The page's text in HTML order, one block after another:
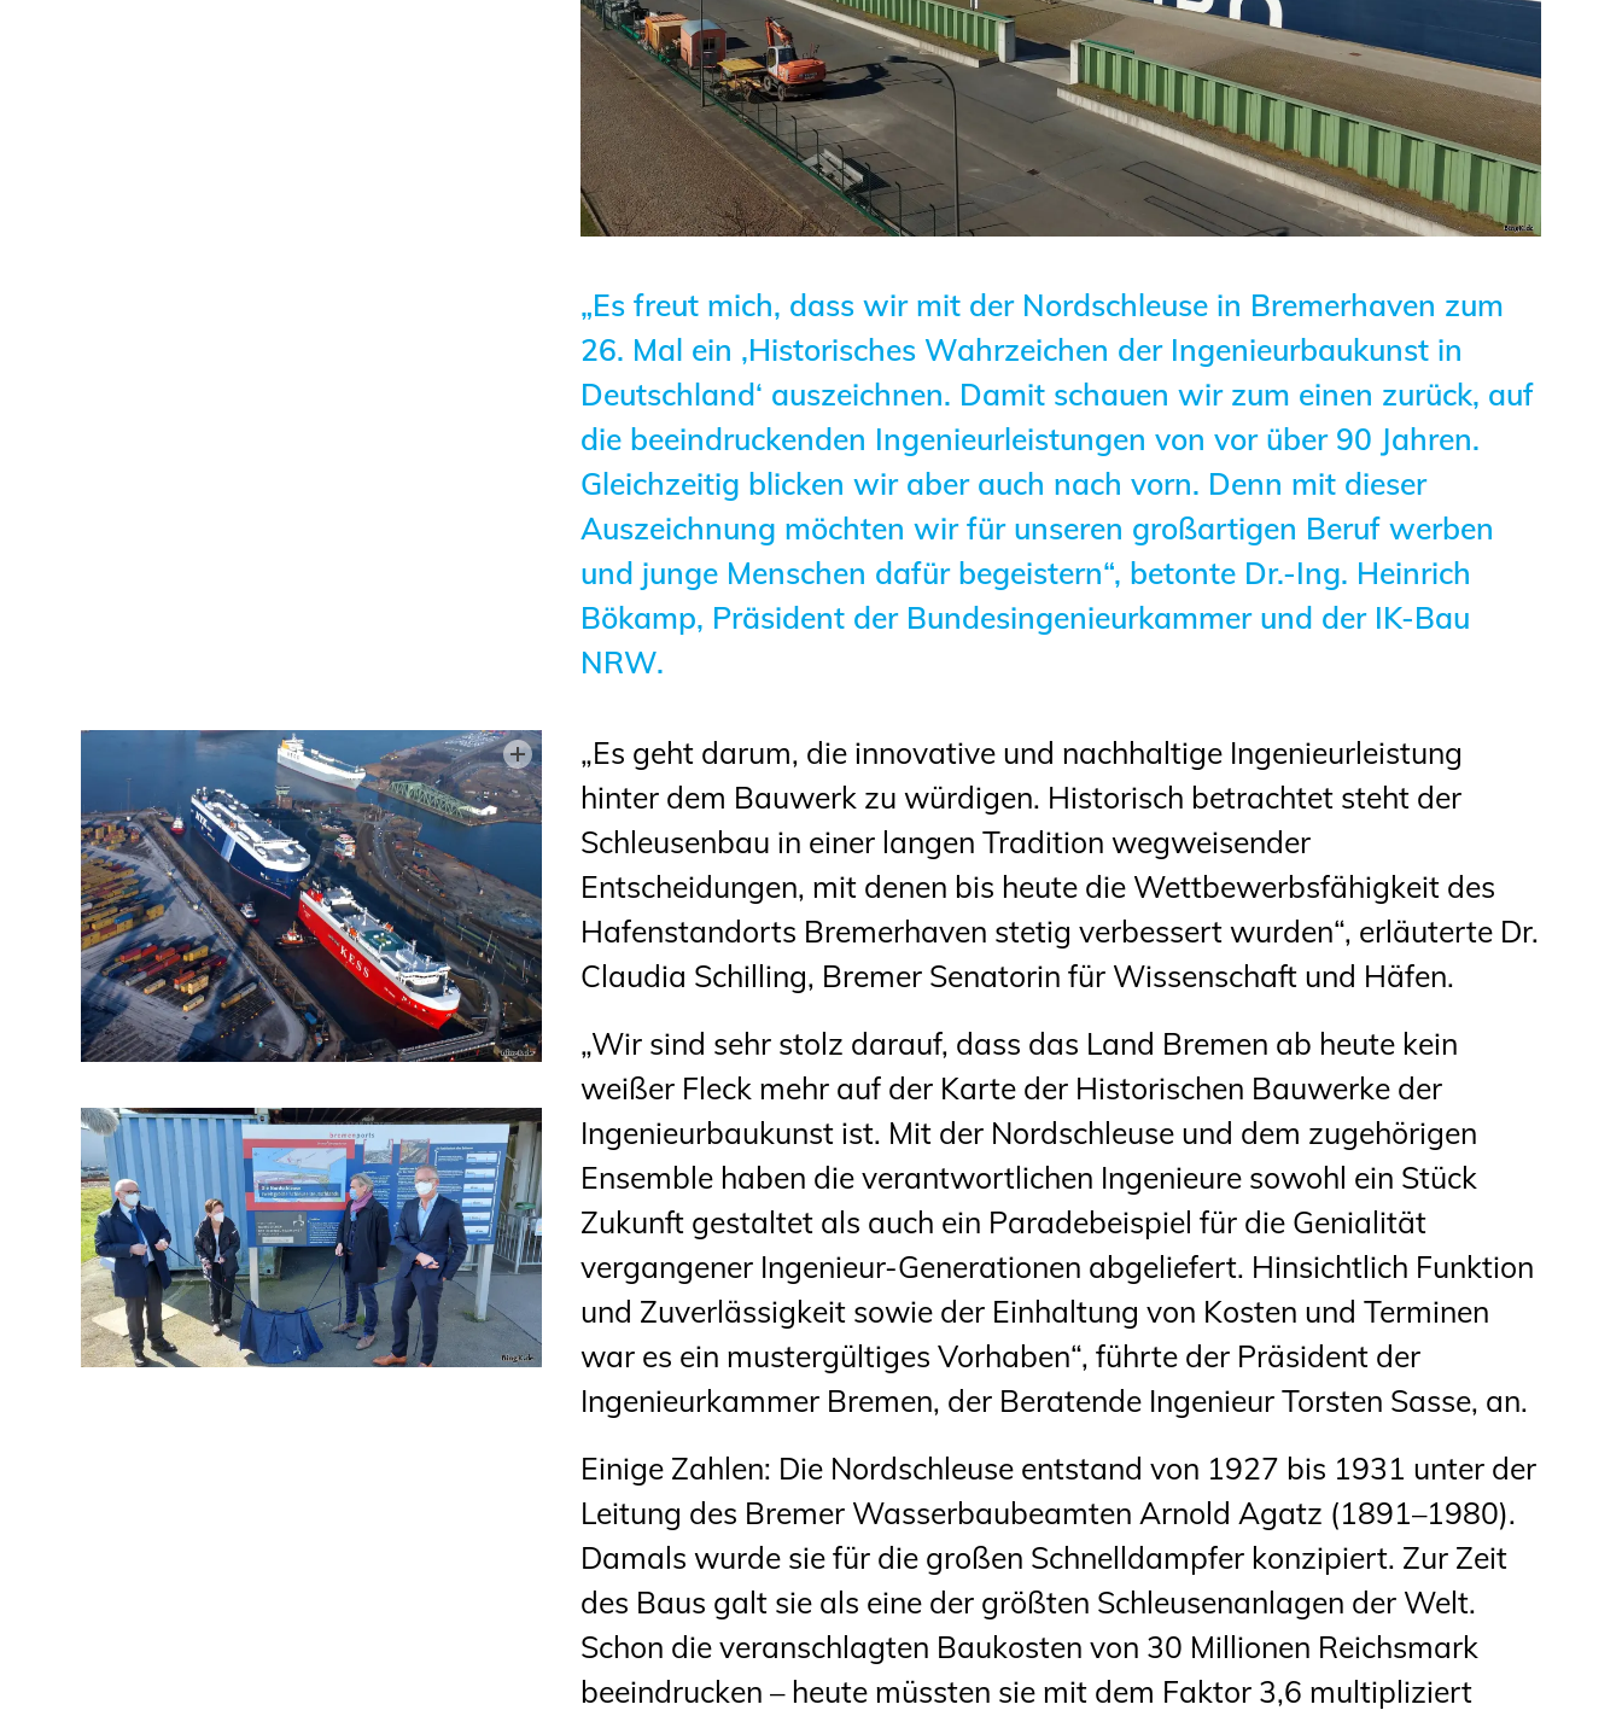
Planungswettbewerbe
Publikationen
Stellenbörse
Staatlich anerkannte
Sachverständige
vereidigte Sachverständige
Prüfsachverständige
Qualifizierte Tragwerksplaner/-
innen
Bauvorlageberechtigte
Sachkundige für Zustands- und
Funktionsprüfung privater
Abwasserleitungen
Vereinbarungen mit
Büronachfolge
Zusatzqualifikationen
Studierende
BLING.BLING.
Kammer Newsletter
Presse
Impressum
Datenschutz
Ingenieurakademie
West
„Es freut mich, dass wir mit der Nordschleuse in Bremerhaven zum
26. Mal ein ‚Historisches Wahrzeichen der Ingenieurbaukunst in
Deutschland‘ auszeichnen. Damit schauen wir zum einen zurück, auf
die beeindruckenden Ingenieurleistungen von vor über 90 Jahren.
Gleichzeitig blicken wir aber auch nach vorn. Denn mit dieser
Auszeichnung möchten wir für unseren großartigen Beruf werben
und junge Menschen dafür begeistern“, betonte Dr.-Ing. Heinrich
Bökamp, Präsident der Bundesingenieurkammer und der IK-Bau
NRW.
„Es geht darum, die innovative und nachhaltige Ingenieurleistung
hinter dem Bauwerk zu würdigen. Historisch betrachtet steht der
Schleusenbau in einer langen Tradition wegweisender
Entscheidungen, mit denen bis heute die Wettbewerbsfähigkeit des
Hafenstandorts Bremerhaven stetig verbessert wurden“, erläuterte Dr.
Claudia Schilling, Bremer Senatorin für Wissenschaft und Häfen.
„Wir sind sehr stolz darauf, dass das Land Bremen ab heute kein
weißer Fleck mehr auf der Karte der Historischen Bauwerke der
Ingenieurbaukunst ist. Mit der Nordschleuse und dem zugehörigen
Ensemble haben die verantwortlichen Ingenieure sowohl ein Stück
Zukunft gestaltet als auch ein Paradebeispiel für die Genialität
vergangener Ingenieur-Generationen abgeliefert. Hinsichtlich Funktion
und Zuverlässigkeit sowie der Einhaltung von Kosten und Terminen
war es ein mustergültiges Vorhaben“, führte der Präsident der
Ingenieurkammer Bremen, der Beratende Ingenieur Torsten Sasse, an.
Einige Zahlen: Die Nordschleuse entstand von 1927 bis 1931 unter der
Leitung des Bremer Wasserbaubeamten Arnold Agatz (1891–1980).
Damals wurde sie für die großen Schnelldampfer konzipiert. Zur Zeit
des Baus galt sie als eine der größten Schleusenanlagen der Welt.
Schon die veranschlagten Baukosten von 30 Millionen Reichsmark
beeindrucken – heute müssten sie mit dem Faktor 3,6 multipliziert